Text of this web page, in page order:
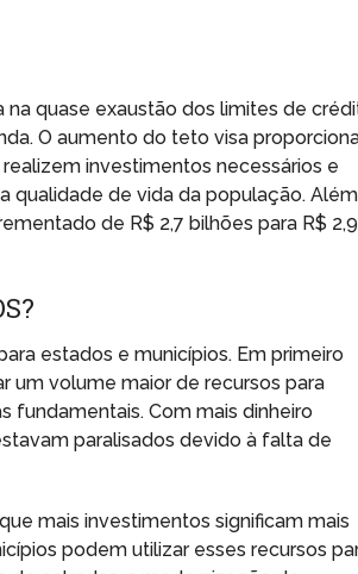
quase exaustão dos limites de
O aumento do teto visa
investimentos necessários e
qualidade de vida da população. Além
de R$ 2,7 bilhões para R$ 2,9
estados e municípios. Em primeiro
um volume maior de recursos para
fundamentais. Com mais dinheiro
paralisados devido à falta de
mais investimentos significam mais
podem utilizar esses recursos